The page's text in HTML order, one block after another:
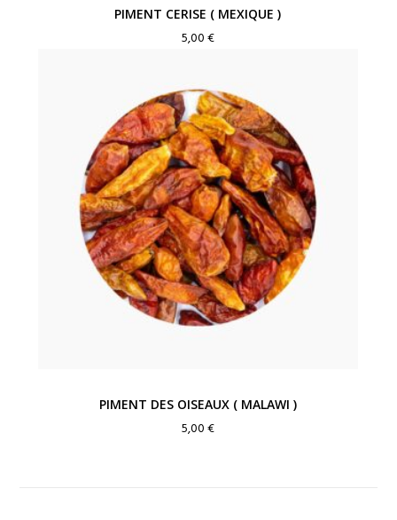
PIMENT CERISE ( MEXIQUE )
5,00€
PIMENT DES OISEAUX ( MALAWI )
5,00€